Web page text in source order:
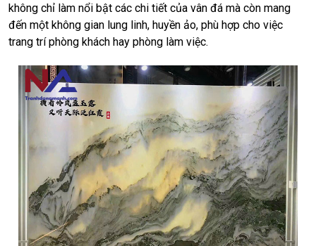
không chỉ làm nổi bật các chi tiết của vân đá mà còn mang
đến một không gian lung linh, huyền ảo, phù hợp cho việc
trang trí phòng khách hay phòng làm việc.